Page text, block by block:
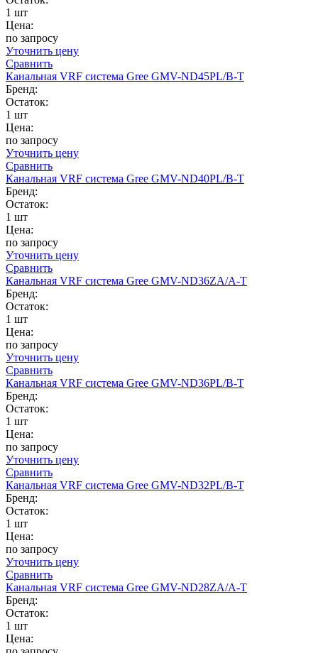
1 шт
Цена:
по запросу
Уточнить цену
Сравнить
Канальная VRF система Gree GMV-ND45PL/B-T
Бренд:
Остаток:
1 шт
Цена:
по запросу
Уточнить цену
Сравнить
Канальная VRF система Gree GMV-ND40PL/B-T
Бренд:
Остаток:
1 шт
Цена:
по запросу
Уточнить цену
Сравнить
Канальная VRF система Gree GMV-ND36ZA/A-T
Бренд:
Остаток:
1 шт
Цена:
по запросу
Уточнить цену
Сравнить
Канальная VRF система Gree GMV-ND36PL/B-T
Бренд:
Остаток:
1 шт
Цена:
по запросу
Уточнить цену
Сравнить
Канальная VRF система Gree GMV-ND32PL/B-T
Бренд:
Остаток:
1 шт
Цена:
по запросу
Уточнить цену
Сравнить
Канальная VRF система Gree GMV-ND28ZA/A-T
Бренд:
Остаток:
1 шт
Цена: